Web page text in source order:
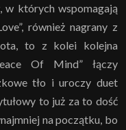
w których wspomagają
również nagrany z
to z kolei kolejna
Of Mind” łączy
tło i uroczy duet
to już za to dość
na początku, bo